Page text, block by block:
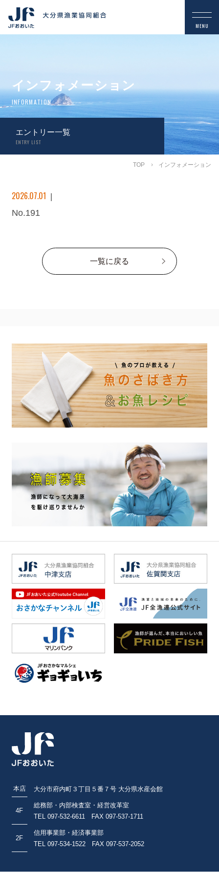
インフォメーション
INFORMATION
エントリー一覧
ENTRY LIST
TOP インフォメーション
2026.07.01
No.191
一覧に戻る
本店 大分市府内町３丁目５番７号 大分県水産会館
4F
総務部・内部検査室・経営改革室
TEL 097-532-6611 FAX 097-537-1711
2F
信用事業部・経済事業部
TEL 097-534-1522 FAX 097-537-2052